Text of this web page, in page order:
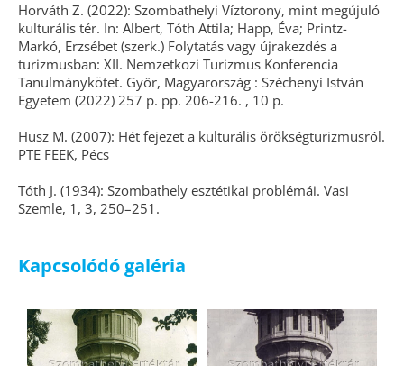
Horváth Z. (2022): Szombathelyi Víztorony, mint megújuló
kulturális tér. In: Albert, Tóth Attila; Happ, Éva; Printz-
Markó, Erzsébet (szerk.) Folytatás vagy újrakezdés a
turizmusban: XII. Nemzetkozi Turizmus Konferencia
Tanulmánykötet. Győr, Magyarország : Széchenyi István
Egyetem (2022) 257 p. pp. 206-216. , 10 p.
Husz M. (2007): Hét fejezet a kulturális örökségturizmusról.
PTE FEEK, Pécs
Tóth J. (1934): Szombathely esztétikai problémái. Vasi
Szemle, 1, 3, 250–251.
Kapcsolódó galéria